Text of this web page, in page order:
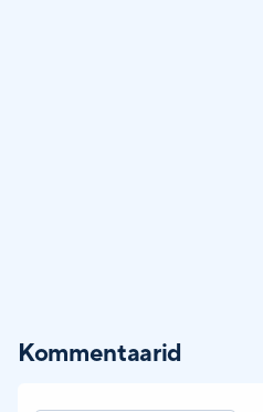
Kommentaarid